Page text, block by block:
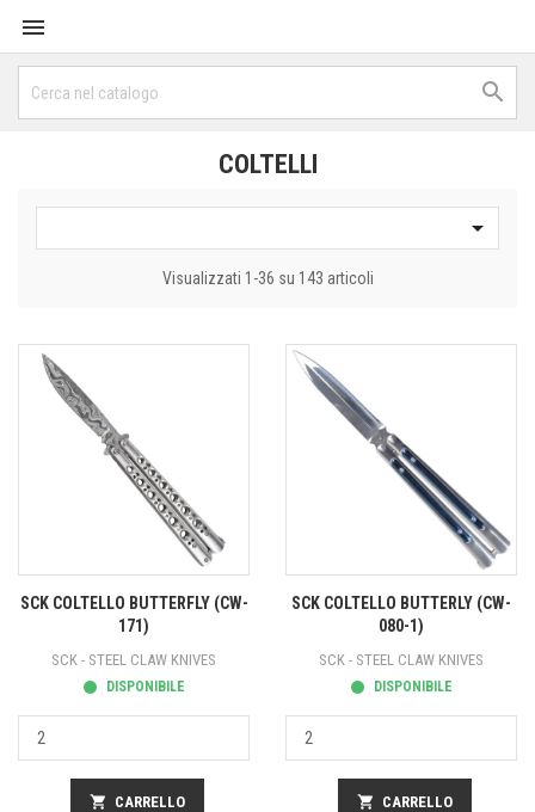


COLTELLI

Visualizzati 1-36 su 143 articoli
SCK COLTELLO BUTTERFLY (CW-
171)
SCK - STEEL CLAW KNIVES
DISPONIBILE
shopping_cart CARRELLO
SCK COLTELLO BUTTERLY (CW-
080-1)
SCK - STEEL CLAW KNIVES
DISPONIBILE
shopping_cart CARRELLO